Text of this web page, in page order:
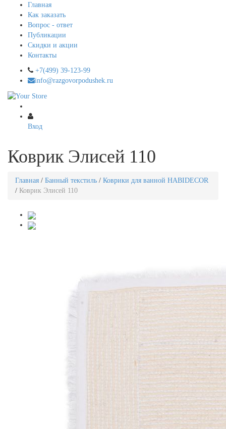
Главная
Как заказать
Вопрос - ответ
Публикации
Скидки и акции
Контакты
+7(499) 39-123-99
info@razgovorpodushek.ru
Вход
Коврик Элисей 110
Главная / Банный текстиль / Коврики для ванной HABIDECOR
/ Коврик Элисей 110